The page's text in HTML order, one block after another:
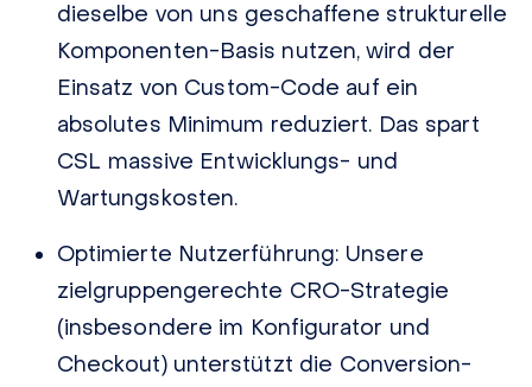
dieselbe von uns geschaffene strukturelle
Komponenten-Basis nutzen, wird der
Einsatz von Custom-Code auf ein
absolutes Minimum reduziert. Das spart
CSL massive Entwicklungs- und
Wartungskosten.
Optimierte Nutzerführung:Unsere
zielgruppengerechte CRO-Strategie
(insbesondere im Konfigurator und
Checkout) unterstützt die Conversion-